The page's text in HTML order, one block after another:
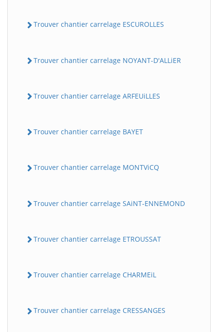
Trouver chantier carrelage ESCUROLLES
Trouver chantier carrelage NOYANT-D'ALLiER
Trouver chantier carrelage ARFEUiLLES
Trouver chantier carrelage BAYET
Trouver chantier carrelage MONTViCQ
Trouver chantier carrelage SAiNT-ENNEMOND
Trouver chantier carrelage ETROUSSAT
Trouver chantier carrelage CHARMEiL
Trouver chantier carrelage CRESSANGES
B Assistant en ligne